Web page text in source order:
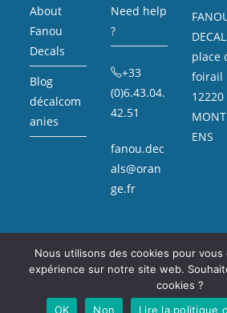
About
Fanou
Decals
Blog
décalcom
anies
Need help
?
+33
(0)6.43.04.
42.51
fanou.dec
als@oran
ge.fr
place
foirail
12220
ENS
Mentions légales
Copyright Fanou Decals : décalcomanie,
Nous utilisons des cookies pour vous
expérience sur notre site web.
cookies ?
OK
Non Lire la politique